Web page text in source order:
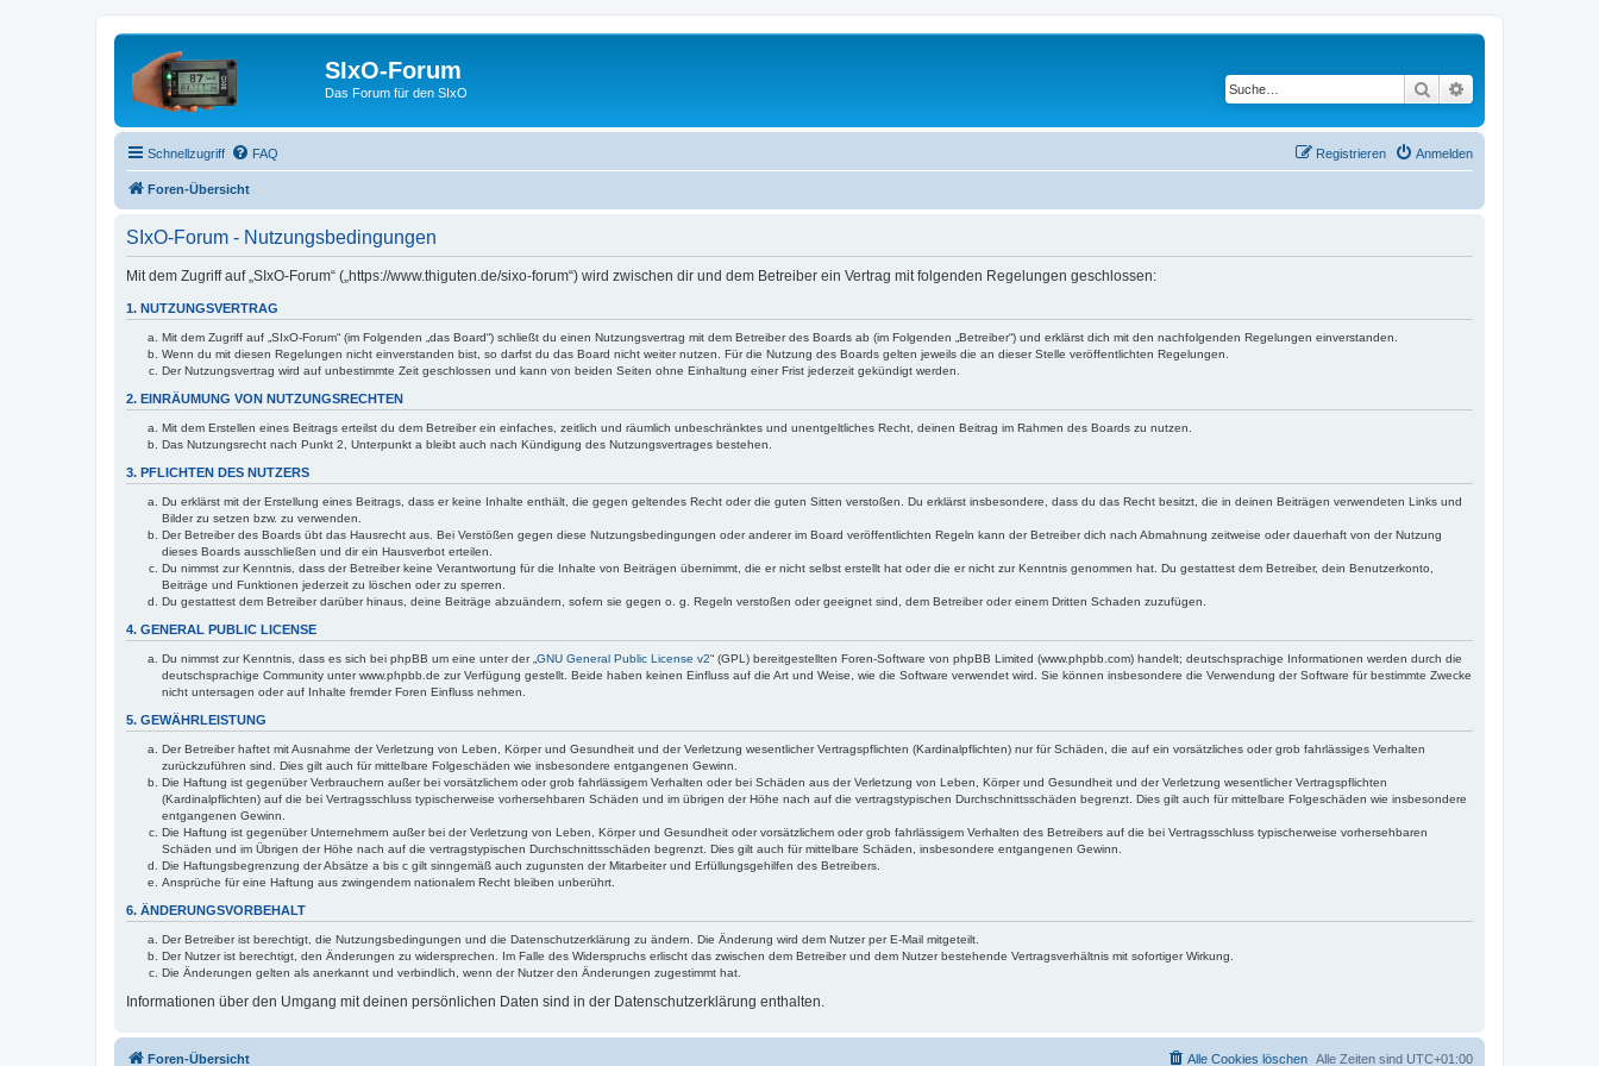
SIxO-Forum
Das Forum für den SIxO Suche
Schnellzugriff FAQ Anmelden
Registrieren
Foren-Übersicht
SIxO-Forum - Nutzungsbedingungen
Mit dem Zugriff auf „SIxO-Forum“ („https://www.thiguten.de/sixo-forum“) wird zwischen dir und dem Betreiber ein Vertrag mit folgenden Regelungen geschlossen:
1. NUTZUNGSVERTRAG
Mit dem Zugriff auf „SIxO-Forum“ (im Folgenden „das Board“) schließt du einen Nutzungsvertrag mit dem Betreiber des Boards ab (im Folgenden „Betreiber“) und erklärst dich mit den nachfolgenden Regelungen einverstanden.
Wenn du mit diesen Regelungen nicht einverstanden bist, so darfst du das Board nicht weiter nutzen. Für die Nutzung des Boards gelten jeweils die an dieser Stelle veröffentlichten Regelungen.
Der Nutzungsvertrag wird auf unbestimmte Zeit geschlossen und kann von beiden Seiten ohne Einhaltung einer Frist jederzeit gekündigt werden.
2. EINRÄUMUNG VON NUTZUNGSRECHTEN
Mit dem Erstellen eines Beitrags erteilst du dem Betreiber ein einfaches, zeitlich und räumlich unbeschränktes und unentgeltliches Recht, deinen Beitrag im Rahmen des Boards zu nutzen.
Das Nutzungsrecht nach Punkt 2, Unterpunkt a bleibt auch nach Kündigung des Nutzungsvertrages bestehen.
3. PFLICHTEN DES NUTZERS
Du erklärst mit der Erstellung eines Beitrags, dass er keine Inhalte enthält, die gegen geltendes Recht oder die guten Sitten verstoßen. Du erklärst insbesondere, dass du das Recht besitzt, die in deinen Beiträgen verwendeten Links und
Bilder zu setzen bzw. zu verwenden.
Der Betreiber des Boards übt das Hausrecht aus. Bei Verstößen gegen diese Nutzungsbedingungen oder anderer im Board veröffentlichten Regeln kann der Betreiber dich nach Abmahnung zeitweise oder dauerhaft von der Nutzung
dieses Boards ausschließen und dir ein Hausverbot erteilen.
Du nimmst zur Kenntnis, dass der Betreiber keine Verantwortung für die Inhalte von Beiträgen übernimmt, die er nicht selbst erstellt hat oder die er nicht zur Kenntnis genommen hat. Du gestattest dem Betreiber, dein Benutzerkonto,
Beiträge und Funktionen jederzeit zu löschen oder zu sperren.
Du gestattest dem Betreiber darüber hinaus, deine Beiträge abzuändern, sofern sie gegen o. g. Regeln verstoßen oder geeignet sind, dem Betreiber oder einem Dritten Schaden zuzufügen.
4. GENERAL PUBLIC LICENSE
Du nimmst zur Kenntnis, dass es sich bei phpBB um eine unter der „ GNU General Public License v2“ (GPL) bereitgestellten Foren-Software von phpBB Limited (www.phpbb.com) handelt; deutschsprachige Informationen werden durch die
deutschsprachige Community unter www.phpbb.de zur Verfügung gestellt. Beide haben keinen Einfluss auf die Art und Weise, wie die Software verwendet wird. Sie können insbesondere die Verwendung der Software für bestimmte Zwecke
nicht untersagen oder auf Inhalte fremder Foren Einfluss nehmen.
5. GEWÄHRLEISTUNG
Der Betreiber haftet mit Ausnahme der Verletzung von Leben, Körper und Gesundheit und der Verletzung wesentlicher Vertragspflichten (Kardinalpflichten) nur für Schäden, die auf ein vorsätzliches oder grob fahrlässiges Verhalten
zurückzuführen sind. Dies gilt auch für mittelbare Folgeschäden wie insbesondere entgangenen Gewinn.
Die Haftung ist gegenüber Verbrauchern außer bei vorsätzlichem oder grob fahrlässigem Verhalten oder bei Schäden aus der Verletzung von Leben, Körper und Gesundheit und der Verletzung wesentlicher Vertragspflichten
(Kardinalpflichten) auf die bei Vertragsschluss typischerweise vorhersehbaren Schäden und im übrigen der Höhe nach auf die vertragstypischen Durchschnittsschäden begrenzt. Dies gilt auch für mittelbare Folgeschäden wie insbesondere
entgangenen Gewinn.
Die Haftung ist gegenüber Unternehmern außer bei der Verletzung von Leben, Körper und Gesundheit oder vorsätzlichem oder grob fahrlässigem Verhalten des Betreibers auf die bei Vertragsschluss typischerweise vorhersehbaren
Schäden und im Übrigen der Höhe nach auf die vertragstypischen Durchschnittsschäden begrenzt. Dies gilt auch für mittelbare Schäden, insbesondere entgangenen Gewinn.
Die Haftungsbegrenzung der Absätze a bis c gilt sinngemäß auch zugunsten der Mitarbeiter und Erfüllungsgehilfen des Betreibers.
Ansprüche für eine Haftung aus zwingendem nationalem Recht bleiben unberührt.
6. ÄNDERUNGSVORBEHALT
Der Betreiber ist berechtigt, die Nutzungsbedingungen und die Datenschutzerklärung zu ändern. Die Änderung wird dem Nutzer per E-Mail mitgeteilt.
Der Nutzer ist berechtigt, den Änderungen zu widersprechen. Im Falle des Widerspruchs erlischt das zwischen dem Betreiber und dem Nutzer bestehende Vertragsverhältnis mit sofortiger Wirkung.
Die Änderungen gelten als anerkannt und verbindlich, wenn der Nutzer den Änderungen zugestimmt hat.
Informationen über den Umgang mit deinen persönlichen Daten sind in der Datenschutzerklärung enthalten.
Foren-Übersicht Alle Zeiten sind UTC+01:00
Alle Cookies löschen